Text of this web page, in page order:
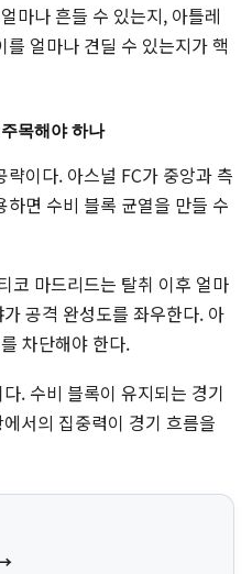
마나 흔들 수 있는지, 아틀레
얼마나 견딜 수 있는지가 핵
목해야 하나
이다. 아스널 FC가 중앙과 측
면 수비 블록 균열을 만들 수
코 마드리드는 탈취 이후 얼마
공격 완성도를 좌우한다. 아
차단해야 한다.
. 수비 블록이 유지되는 경기
서의 집중력이 경기 흐름을